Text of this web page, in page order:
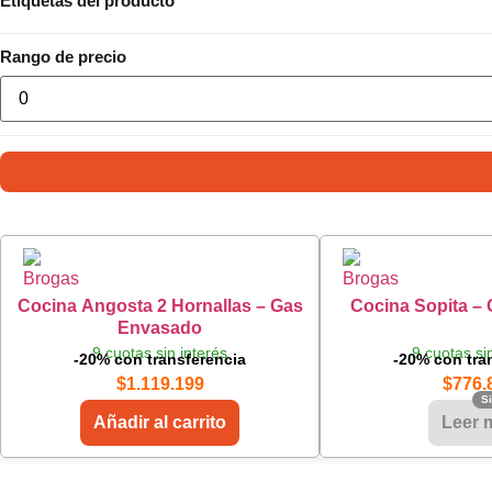
Rango de precio
Cocina Angosta 2 Hornallas – Gas
Envasado
9 cuotas sin interés
-20% con transferencia
$1.119.199
Añadir al carrito
Cocina Sopita –
9 cuotas
-20% con
$
Leer